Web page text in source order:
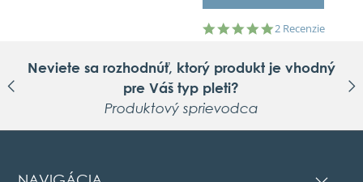
5.0
2 Recenzie
Neviete sa rozhodnúť, ktorý produkt je vhodný
pre Váš typ pleti?
Produktový sprievodca